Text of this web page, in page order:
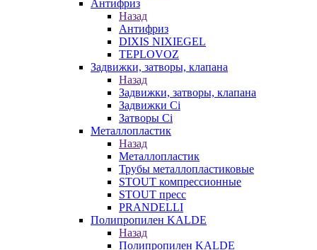
Антифриз
Назад
Антифриз
DIXIS NIXIEGEL
TEPLOVOZ
Задвижки, затворы, клапана
Назад
Задвижки, затворы, клапана
Задвижки Ci
Затворы Ci
Металлопластик
Назад
Металлопластик
Трубы металлопластиковые
STOUT компрессионные
STOUT пресс
PRANDELLI
Полипропилен KALDE
Назад
Полипропилен KALDE